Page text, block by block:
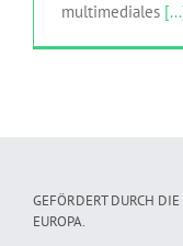
multimediales
GEFÖRDERT DURCH
EUROPA.